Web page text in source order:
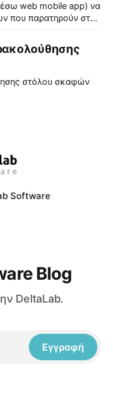
web mobile app) να
που παρατηρούν στη
στόλου σκαφών
Software
Blog
DeltaLab.
Εγγραφή